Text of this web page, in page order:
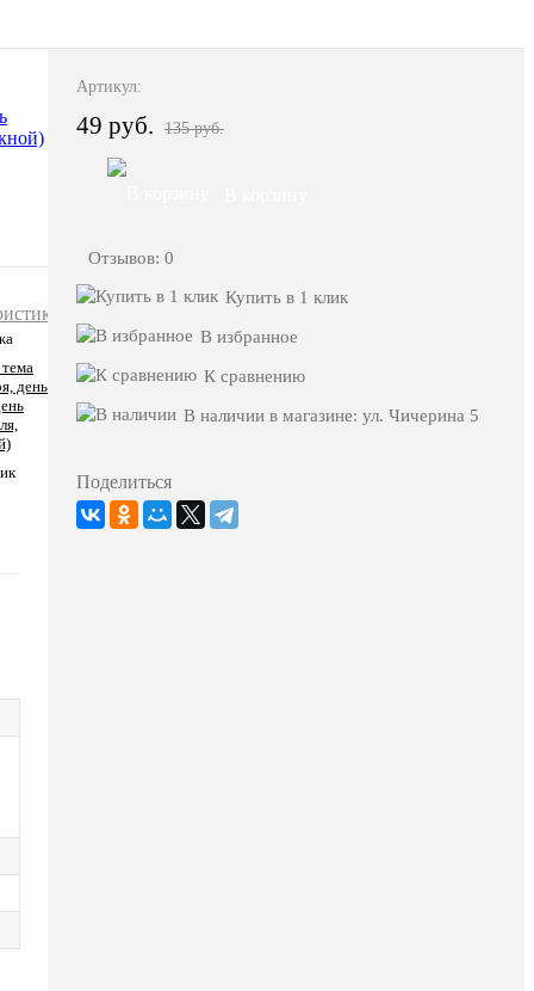
день
Артикул:
49 руб. 135 руб.
Отзывов: 0
Купить в 1 клик
В избранное
К сравнению
В наличии в магазине: ул. Чичерина 5
Поделиться